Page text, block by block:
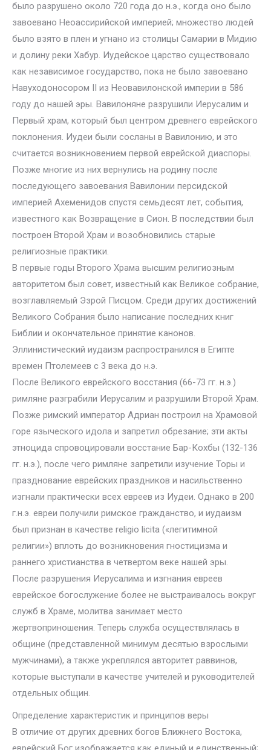
было разрушено около 720 года до н.э., когда оно было
завоевано Неоассирийской империей; множество людей
было взято в плен и угнано из столицы Самарии в Мидию
и долину реки Хабур. Иудейское царство существовало
как независимое государство, пока не было завоевано
Навуходоносором II из Неовавилонской империи в 586
году до нашей эры. Вавилоняне разрушили Иерусалим и
Первый храм, который был центром древнего еврейского
поклонения. Иудеи были сосланы в Вавилонию, и это
считается возникновением первой еврейской диаспоры.
Позже многие из них вернулись на родину после
последующего завоевания Вавилонии персидской
империей Ахеменидов спустя семьдесят лет, события,
известного как Возвращение в Сион. В последствии был
построен Второй Храм и возобновились старые
религиозные практики.
В первые годы Второго Храма высшим религиозным
авторитетом был совет, известный как Великое собрание,
возглавляемый Эзрой Писцом. Среди других достижений
Великого Собрания было написание последних книг
Библии и окончательное принятие канонов.
Эллинистический иудаизм распространился в Египте
времен Птолемеев с 3 века до н.э.
После Великого еврейского восстания (66-73 гг. н.э.)
римляне разграбили Иерусалим и разрушили Второй Храм.
Позже римский император Адриан построил на Храмовой
горе языческого идола и запретил обрезание; эти акты
этноцида спровоцировали восстание Бар-Кохбы (132-136
гг. н.э.), после чего римляне запретили изучение Торы и
празднование еврейских праздников и насильственно
изгнали практически всех евреев из Иудеи. Однако в 200
г.н.э. евреи получили римское гражданство, и иудаизм
был признан в качестве religio licita («легитимной
религии») вплоть до возникновения гностицизма и
раннего христианства в четвертом веке нашей эры.
После разрушения Иерусалима и изгнания евреев
еврейское богослужение более не выстраивалось вокруг
служб в Храме, молитва занимает место
жертвоприношения. Теперь служба осуществлялась в
общине (представленной минимум десятью взрослыми
мужчинами), а также укреплялся авторитет раввинов,
которые выступали в качестве учителей и руководителей
отдельных общин.
Определение характеристик и принципов веры
В отличие от других древних богов Ближнего Востока,